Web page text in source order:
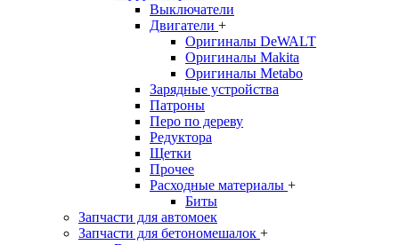
Выключатели
Двигатели +
Оригиналы DeWALT
Оригиналы Makita
Оригиналы Metabo
Зарядные устройства
Патроны
Перо по дереву
Редуктора
Щетки
Прочее
Расходные материалы +
Биты
Запчасти для автомоек
Запчасти для бетономешалок +